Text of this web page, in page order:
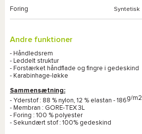
Foring Syntetisk
Andre funktioner
- Håndledsrem
- Leddelt struktur
- Forstærket håndflade og fingre i gedeskind
- Karabinhage-løkke
Sammensætning:
- Yderstof : 88 % nylon, 12 % elastan - 186g/m2
- Membran : GORE-TEX 3L
- Foring : 100 % polyester
- Sekundært stof : 100% gedeskind